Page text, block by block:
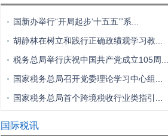
国新办举行“开局起步‘十五五’”系...
胡静林在树立和践行正确政绩观学习教...
税务总局举行庆祝中国共产党成立105周...
国家税务总局召开党委理论学习中心组...
国家税务总局首个跨境税收行业类指引...
国际税讯